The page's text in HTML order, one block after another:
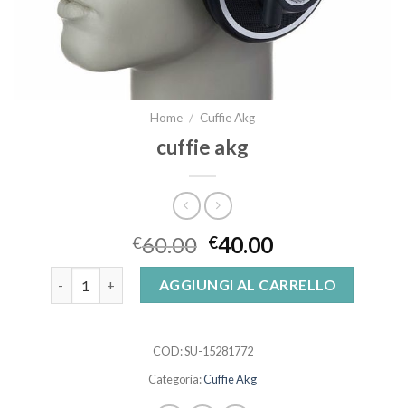
Home / Cuffie Akg
cuffie akg
€60.00 €40.00
cuffie akg quantitàAGGIUNGI AL CARRELLO
COD:SU-15281772
Categoria:Cuffie Akg